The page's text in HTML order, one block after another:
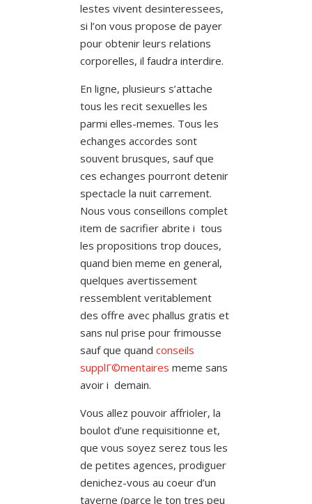
lestes vivent desinteressees,
si l’on vous propose de payer
pour obtenir leurs relations
corporelles, il faudra interdire.
En ligne, plusieurs s’attache
tous les recit sexuelles les
parmi elles-memes. Tous les
echanges accordes sont
souvent brusques, sauf que
ces echanges pourront detenir
spectacle la nuit carrement.
Nous vous conseillons complet
item de sacrifier abrite i tous
les propositions trop douces,
quand bien meme en general,
quelques avertissement
ressemblent veritablement
des offre avec phallus gratis et
sans nul prise pour frimousse
sauf que quand conseils
supplГ©mentaires meme sans
avoir i demain.
Vous allez pouvoir affrioler, la
boulot d’une requisitionne et,
que vous soyez serez tous les
de petites agences, prodiguer
denichez-vous au coeur d’un
taverne (parce le ton tres peu